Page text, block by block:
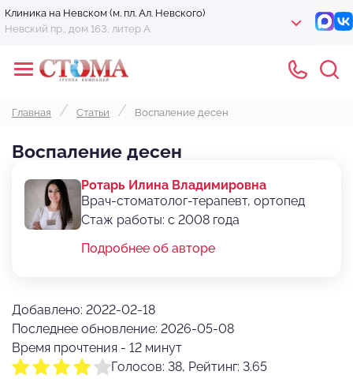
Клиника на Невском (м. пл. Ал. Невского)
Невский пр., дом 163, литер А
Главная Статьи Воспаление десен
Воспаление десен
Ротарь Илина Владимировна
Врач-стоматолог-терапевт, ортопед
Стаж работы: с 2008 года
Подробнее об авторе
Добавлено: 2022-02-18
Последнее обновление: 2026-05-08
Время прочтения - 12 минут
Голосов: 38, Рейтинг: 3.65